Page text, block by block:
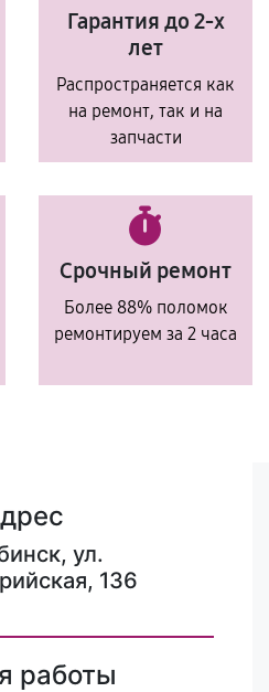
Гарантия до 2-х
лет
Распространяется как
на ремонт, так и на
запчасти
Срочный ремонт
Более 88% поломок
ремонтируем за 2 часа
ул.
136
работы